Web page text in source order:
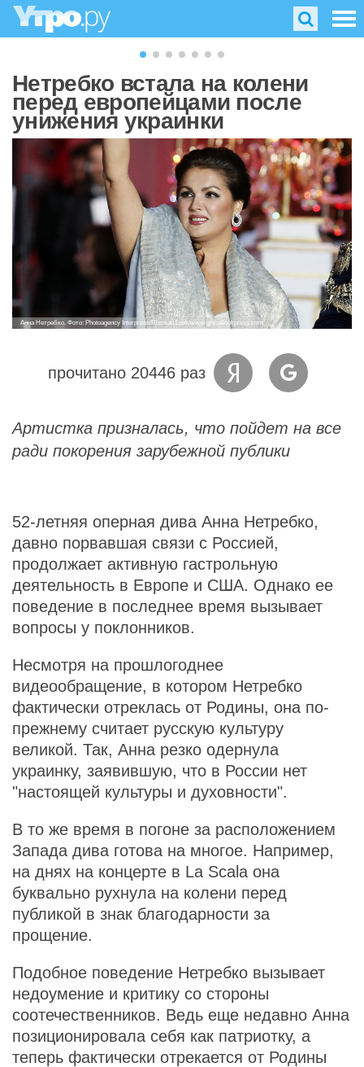
Нетребко встала на колени
перед европейцами после
унижения украинки
Анна Нетребко. Фото: Photoagency Interpress/Russian Look/www.globallookpress.com
прочитано 20446 раз
Артистка призналась, что пойдет на все
ради покорения зарубежной публики
52-летняя оперная дива Анна Нетребко,
давно порвавшая связи с Россией,
продолжает активную гастрольную
деятельность в Европе и США. Однако ее
поведение в последнее время вызывает
вопросы у поклонников.
Несмотря на прошлогоднее
видеообращение, в котором Нетребко
фактически отреклась от Родины, она по-
прежнему считает русскую культуру
великой. Так, Анна резко одернула
украинку, заявившую, что в России нет
"настоящей культуры и духовности".
В то же время в погоне за расположением
Запада дива готова на многое. Например,
на днях на концерте в La Scala она
буквально рухнула на колени перед
публикой в знак благодарности за
прощение.
Подобное поведение Нетребко вызывает
недоумение и критику со стороны
соотечественников. Ведь еще недавно Анна
позиционировала себя как патриотку, а
теперь фактически отрекается от Родины